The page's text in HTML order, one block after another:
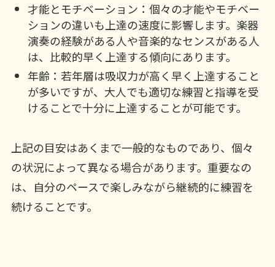
才能とモチベーション：個々の才能やモチベー
ションの違いも上達の速度に影響します。楽器
演奏の経験がある人や音楽的なセンスがある人
は、比較的早く上達する傾向にあります。
年齢：若年層は吸収力が高く早く上達すること
が多いですが、大人でも適切な練習と指導を受
けることで十分に上達することが可能です。
上記の目安はあくまで一般的なものであり、個々
の状況によって異なる場合があります。重要なの
は、自分のペースで楽しみながら継続的に練習を
続けることです。